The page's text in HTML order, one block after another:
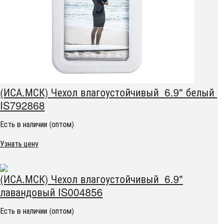
(ИСА.МСК) Чехол влагоустойчивый 6.9" белый
IS792868
Есть в наличии (оптом)
Узнать цену
(ИСА.МСК) Чехол влагоустойчивый 6.9"
лавандовый IS004856
Есть в наличии (оптом)